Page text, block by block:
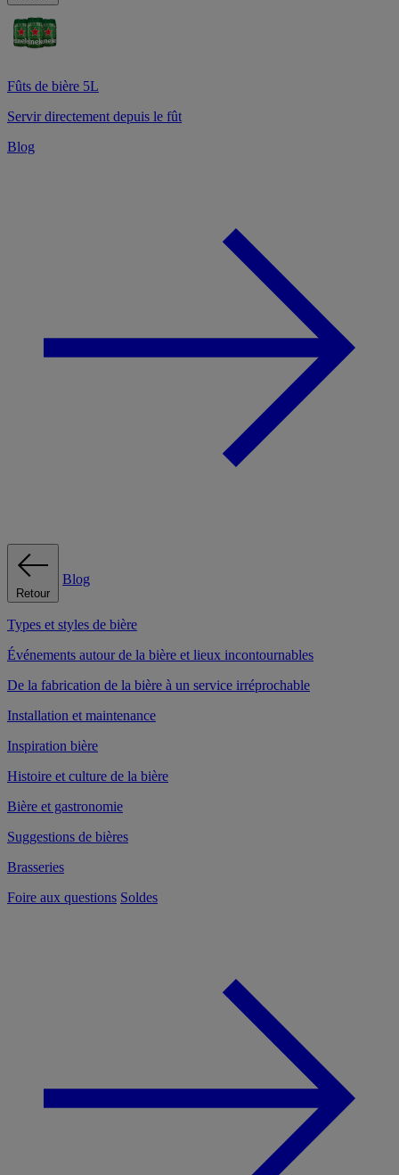
Fûts de bière 5L
Servir directement depuis le fût
Blog
Retour
Blog
Types et styles de bière
Événements autour de la bière et lieux incontournables
De la fabrication de la bière à un service irréprochable
Installation et maintenance
Inspiration bière
Histoire et culture de la bière
Bière et gastronomie
Suggestions de bières
Brasseries
Foire aux questions Soldes